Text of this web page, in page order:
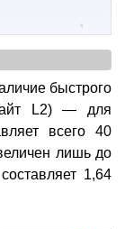
быстрого
L2) — для
всего 40
лишь до
1,64